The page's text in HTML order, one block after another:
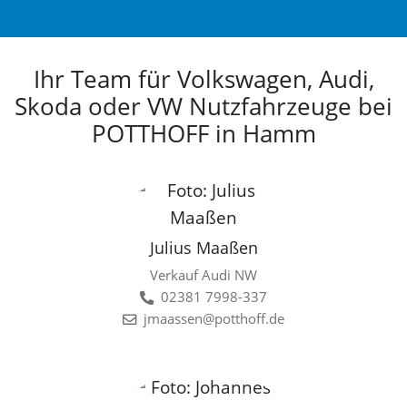
Ihr Team für Volkswagen, Audi,
Skoda oder VW Nutzfahrzeuge bei
POTTHOFF in Hamm
Julius Maaßen
Verkauf Audi NW
02381 7998-337
jmaassen@potthoff.de